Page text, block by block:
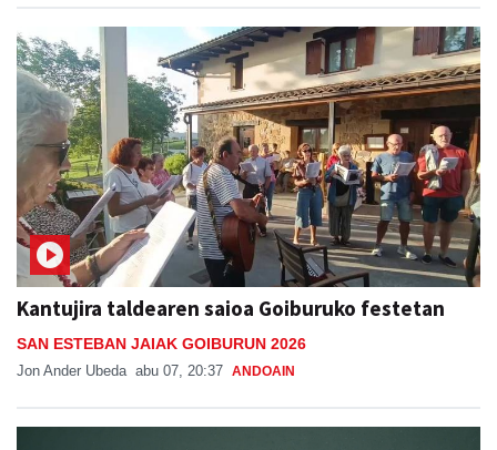
Kantujira taldearen saioa Goiburuko festetan
SAN ESTEBAN JAIAK GOIBURUN 2026
Jon Ander Ubeda abu 07, 20:37 ANDOAIN